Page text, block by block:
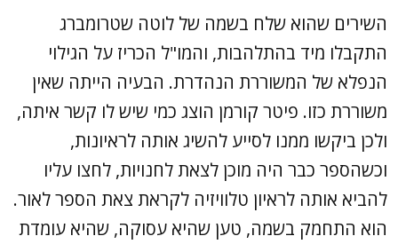
השירים שהוא שלח בשמה של לוטה שטרומברג
התקבלו מיד בהתלהבות, והמו"ל הכריז על הגילוי
הנפלא של המשוררת הנהדרת. הבעיה הייתה שאין
משוררת כזו. פיטר קורמן הוצג כמי שיש לו קשר איתה,
ולכן ביקשו ממנו לסייע להשיג אותה לראיונות,
וכשהספר כבר היה מוכן לצאת לחנויות, לחצו עליו
להביא אותה לראיון טלוויזיה לקראת צאת הספר לאור.
הוא התחמק בשמה, טען שהיא עסוקה, שהיא עומדת